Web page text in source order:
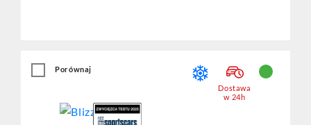
Porównaj
Dostawa
w 24h